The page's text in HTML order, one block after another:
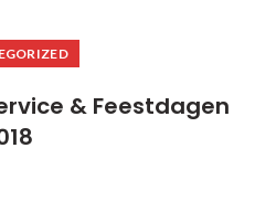
& Feestdagen